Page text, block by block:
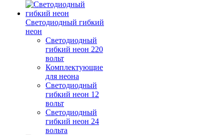
Светодиодный гибкий
неон
Светодиодный
гибкий неон 220
вольт
Комплектующие
для неона
Светодиодный
гибкий неон 12
вольт
Светодиодный
гибкий неон 24
вольта